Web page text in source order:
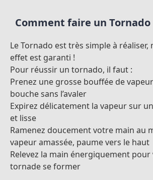
Comment faire un Tornado
Le Tornado est très simple à réaliser,
effet est garanti !
Pour réussir un tornado, il faut :
Prenez une grosse bouffée de
bouche sans l’avaler
Expirez délicatement la vapeur sur
et lisse
Ramenez doucement votre main au
vapeur amassée, paume vers le haut
Relevez la main énergiquement
tornade se former